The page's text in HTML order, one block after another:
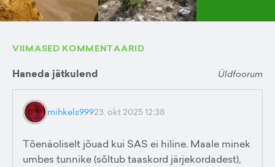
VIIMASED KOMMENTAARID
Haneda jätkulend Üldfoorum
mihkels99923. okt 2025 12:38
Tõenäoliselt jõuad kui SAS ei hiline. Maale minek
umbes tunnike (sõltub taaskord järjekordadest),